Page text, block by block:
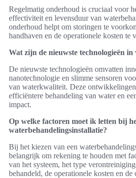
Regelmatig onderhoud is cruciaal voor
effectiviteit en levensduur van
onderhoud helpt om storingen te
handhaven en de operationele kosten te
Wat zijn de nieuwste technologieën
De nieuwste technologieën omvatten
nanotechnologie en slimme sensoren
van waterkwaliteit. Deze
efficiëntere behandeling van water en
impact.
Op welke factoren moet ik letten bij
waterbehandelingsinstallatie?
Bij het kiezen van een
belangrijk om rekening te houden met
van het systeem, het type
behandeld, de operationele kosten en de